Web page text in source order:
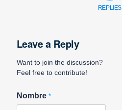
REPLIES
Leave a Reply
Want to join the discussion?
Feel free to contribute!
Nombre *